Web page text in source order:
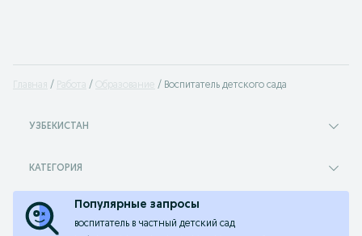
Главная Работа Образование Воспитатель детского сада
УЗБЕКИСТАН
КАТЕГОРИЯ
Популярные запросы
воспитатель в частный детский сад